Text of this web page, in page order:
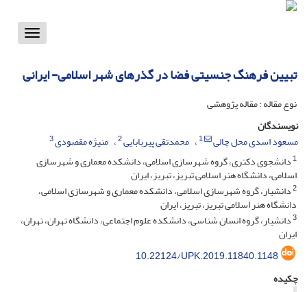
Toggle
تبیین فرهنگ جنسیتی فضا در گذرهای شهر اسلامی- ایرانی
نوع مقاله : مقاله پژوهشی
نویسندگان
مسعود اسدی محل چالی
1 محمدتقی پیربابایی2 منیژه مقصودی3
1دانشجوی دکتری، گروه شهرسازی اسلامی، دانشکده معماری و شهرسازی
اسلامی، دانشگاه هنر اسلامی تبریز، تبریز، ایران
2دانشیار، گروه شهرسازی اسلامی، دانشکده معماری و شهرسازی اسلامی،
دانشگاه هنر اسلامی تبریز، تبریز، ایران
3دانشیار، گروه انسان شناسی، دانشکده علوم اجتماعی، دانشگاه تهران، تهران،
ایران
10.22124/UPK.2019.11840.1148
چکیده